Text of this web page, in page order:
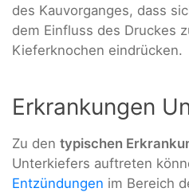
des Kauvorganges, dass
dem Einfluss des Druckes
Kieferknochen eindrücken.
Erkrankungen
Zu den typischen
Unterkiefers auftreten
Entzündungen im Bereich